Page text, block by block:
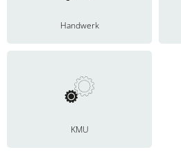
Handwerk
KMU